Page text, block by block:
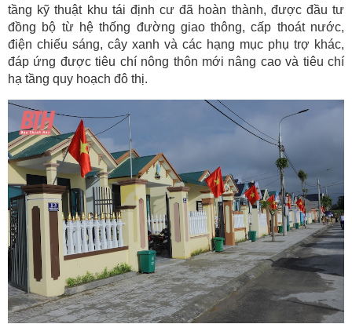
tầng kỹ thuật khu tái định cư đã hoàn thành, được đầu tư
đồng bộ từ hệ thống đường giao thông, cấp thoát nước,
điện chiếu sáng, cây xanh và các hạng mục phụ trợ khác,
đáp ứng được tiêu chí nông thôn mới nâng cao và tiêu chí
hạ tầng quy hoạch đô thị.